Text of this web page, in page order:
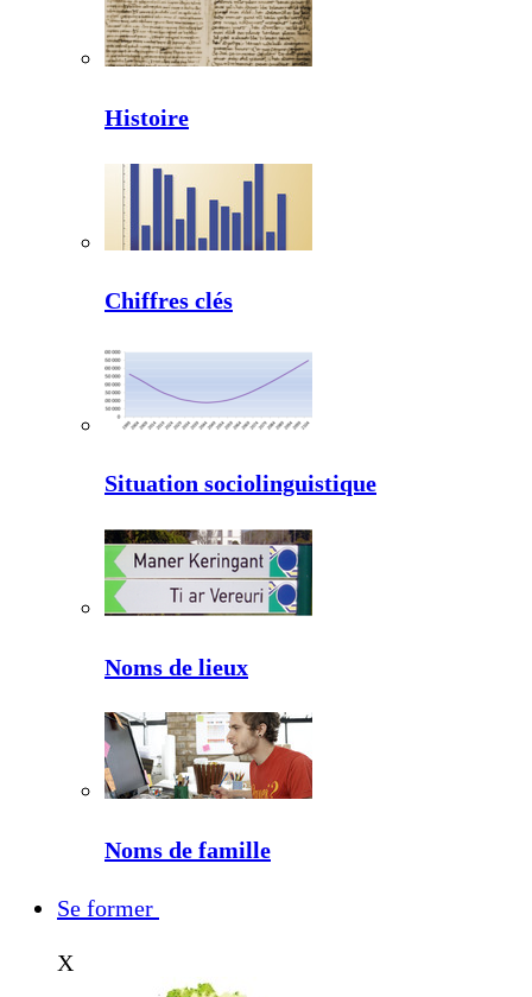
Histoire
Chiffres clés
Situation sociolinguistique
Noms de lieux
Noms de famille
Se former
X